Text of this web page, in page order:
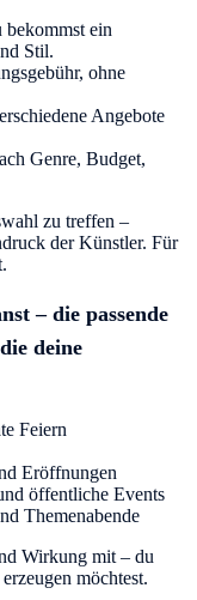
ein
Stil.
ohne
Angebote
Genre, Budget,
zu treffen –
der Künstler. Für
– die passende
deine
Feiern
Eröffnungen
öffentliche Events
Themenabende
Wirkung mit – du
möchtest.